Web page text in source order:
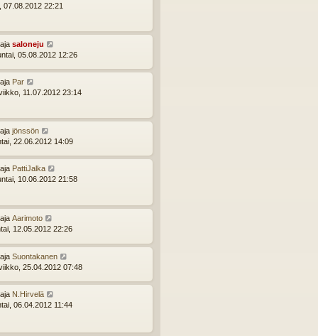
07.08.2012 22:21
saloneju
05.08.2012 12:26
Par
11.07.2012 23:14
jönssön
22.06.2012 14:09
PattiJalka
10.06.2012 21:58
Aarimoto
12.05.2012 22:26
Suontakanen
25.04.2012 07:48
N.Hirvelä
06.04.2012 11:44